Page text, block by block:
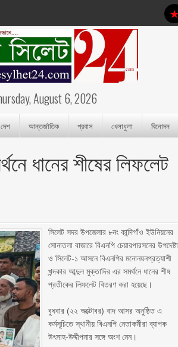
August 6, 2026
আন্তর্জাতিক প্রবাস খেলাধুলা বিনোদন
ধানের শীষের লিফলেট
‎সিলেট সদর উপজেলার ৮নং কান্দিগাঁও ইউনিয়নের
সোনাতলা বাজারে বিএনপি চেয়ারপারসনের উপদেষ্টা
ও সিলেট-১ আসনে বিএনপির মনোনয়নপ্রত্যাশী
খন্দকার আব্দুল মুক্তাদির এর সমর্থনে ধানের শীষ
প্রতীকের লিফলেট বিতরণ করা হয়েছে।
‎বুধবার (২২ অক্টোবর) বাদ আসর অনুষ্ঠিত এ
কর্মসূচিতে স্থানীয় বিএনপি নেতাকর্মীরা ব্যাপক
উৎসাহ-উদ্দীপনার সঙ্গে অংশ নেন।